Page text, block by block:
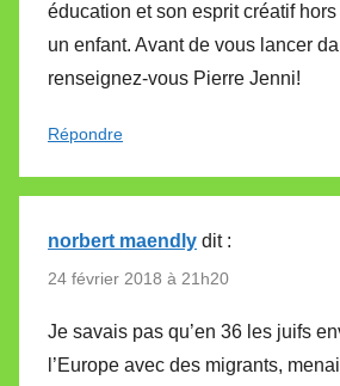
éducation et son esprit créatif
un enfant. Avant de vous lancer
renseignez-vous Pierre Jenni!
Répondre
norbert maendly dit :
24 février 2018 à 21h20
Je savais pas qu’en 36 les juifs
l’Europe avec des migrants,